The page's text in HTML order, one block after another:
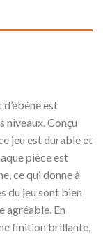
est
niveaux. Conçu
jeu est durable et
pièce est
ce qui donne à
du jeu sont bien
agréable. En
finition brillante,